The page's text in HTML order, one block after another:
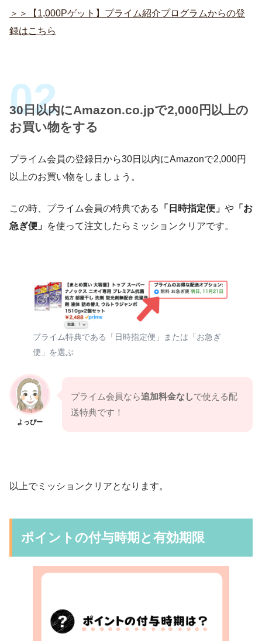
＞＞【1,000Pゲット】プライム紹介プログラムからの登
録はこちら
30日以内にAmazon.co.jpで2,000円以上の
お買い物をする
プライム会員の登録日から30日以内にAmazonで2,000円
以上のお買い物をしましょう。
この時、プライム会員の特典である 「日時指定便」 や 「お
急ぎ便」 を使って注文したらミッションクリアです。
プライム特典である「日時指定便」または「お急ぎ
便」を選ぶ
よっぴー
プライム会員なら追加料金なしで使える配
送特典です！
以上でミッションクリアとなります。
ポイントの付与時期と有効期限